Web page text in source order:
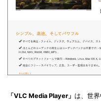
「VLC Media Player」 は、世